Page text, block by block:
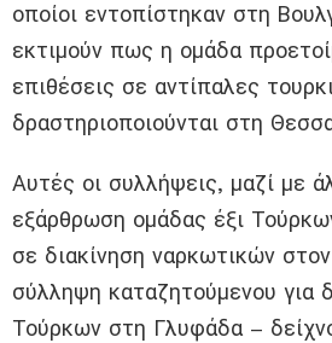
οποίοι εντοπίστηκαν στη
εκτιμούν πως η ομάδα
επιθέσεις σε αντίπαλες
δραστηριοποιούνται στη
Αυτές οι συλλήψεις, μαζί με
εξάρθρωση ομάδας έξι
σε διακίνηση ναρκωτικών
σύλληψη καταζητούμενου για
Τούρκων στη Γλυφάδα –